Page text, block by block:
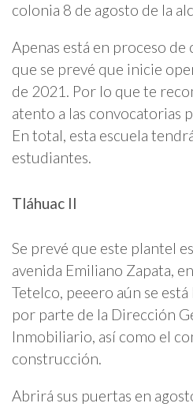
colonia 8 de agosto de la
Apenas está en proceso
que se prevé que inicie
de 2021. Por lo que te
atento a las convocatorias
En total, esta escuela
estudiantes.
Tláhuac II
Se prevé que este plantel
avenida Emiliano Zapata,
Tetelco, peeero aún se
por parte de la Dirección
Inmobiliario, así como el
construcción.
Abrirá sus puertas en